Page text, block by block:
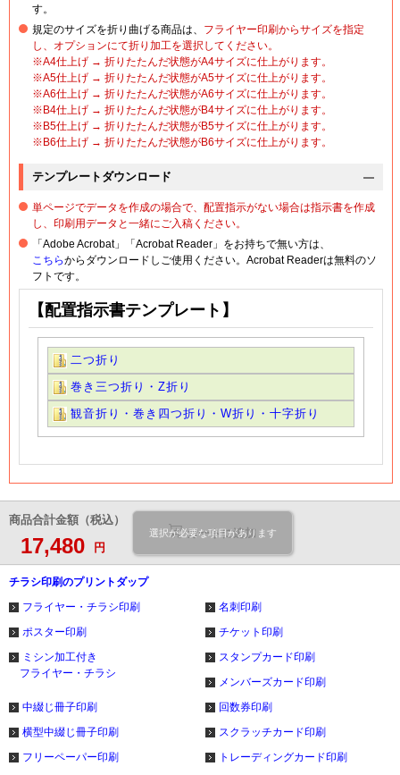
す。
規定のサイズを折り曲げる商品は、 フライヤー印刷からサイズを指定
し、オプションにて折り加工を選択してください。
※A4仕上げ → 折りたたんだ状態がA4サイズに仕上がります。
※A5仕上げ → 折りたたんだ状態がA5サイズに仕上がります。
※A6仕上げ → 折りたたんだ状態がA6サイズに仕上がります。
※B4仕上げ → 折りたたんだ状態がB4サイズに仕上がります。
※B5仕上げ → 折りたたんだ状態がB5サイズに仕上がります。
※B6仕上げ → 折りたたんだ状態がB6サイズに仕上がります。
テンプレートダウンロード
単ページでデータを作成の場合で、配置指示がない場合は指示書を作成
し、印刷用データと一緒にご入稿ください。
「Adobe Acrobat」「Acrobat Reader」をお持ちで無い方は、
こちらからダウンロードしご使用ください。Acrobat Readerは無料のソ
フトです。
【配置指示書テンプレート】
二つ折り
巻き三つ折り・Z折り
観音折り・巻き四つ折り・W折り・十字折り
商品合計金額（税込）
17,480 円
カートに追加
選択が必要な項目があります
チラシ印刷のプリントダップ
フライヤー・チラシ印刷
ポスター印刷
ミシン加工付き
フライヤー・チラシ
中綴じ冊子印刷
横型中綴じ冊子印刷
フリーペーパー印刷
名刺印刷
チケット印刷
スタンプカード印刷
メンバーズカード印刷
回数券印刷
スクラッチカード印刷
トレーディングカード印刷